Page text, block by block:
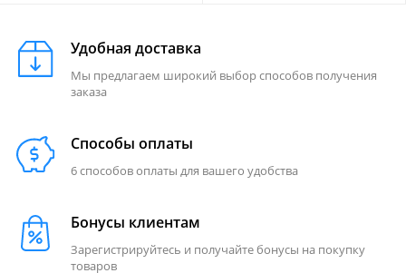
Удобная доставка
Мы предлагаем широкий выбор способов получения
заказа
Способы оплаты
6 способов оплаты для вашего удобства
Бонусы клиентам
Зарегистрируйтесь и получайте бонусы на покупку
товаров